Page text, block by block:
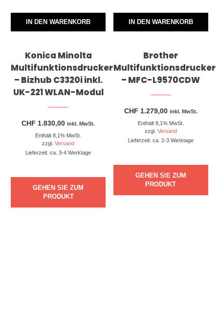
IN DEN WARENKORB
Konica Minolta
Multifunktionsdrucker
– Bizhub C3320i inkl.
UK-221 WLAN-Modul
CHF 1.830,00 inkl. MwSt.
Enthält 8,1% MwSt.
zzgl.Versand
Lieferzeit: ca. 3-4 Werktage
GEHEN SIE ZUM
PRODUKT
IN DEN WARENKORB
Brother
Multifunktionsdrucker
– MFC-L9570CDW
CHF 1.279,00 inkl. MwSt.
Enthält 8,1% MwSt.
zzgl. Versand
Lieferzeit: ca. 2-3 Werktage
GEHEN SIE ZUM
PRODUKT